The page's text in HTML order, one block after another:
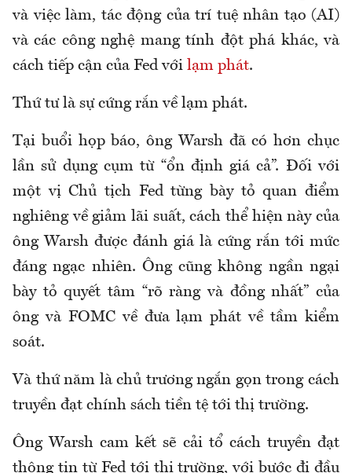
và việc làm, tác động của trí tuệ nhân tạo (AI)
và các công nghệ mang tính đột phá khác, và
cách tiếp cận của Fed với lạm phát.
Thứ tư là sự cứng rắn về lạm phát.
Tại buổi họp báo, ông Warsh đã có hơn chục
lần sử dụng cụm từ “ổn định giá cả”. Đối với
một vị Chủ tịch Fed từng bày tỏ quan điểm
nghiêng về giảm lãi suất, cách thể hiện này của
ông Warsh được đánh giá là cứng rắn tới mức
đáng ngạc nhiên. Ông cũng không ngần ngại
bày tỏ quyết tâm “rõ ràng và đồng nhất” của
ông và FOMC về đưa lạm phát về tầm kiểm
soát.
Và thứ năm là chủ trương ngắn gọn trong cách
truyền đạt chính sách tiền tệ tới thị trường.
Ông Warsh cam kết sẽ cải tổ cách truyền đạt
thông tin từ Fed tới thị trường, với bước đi đầu